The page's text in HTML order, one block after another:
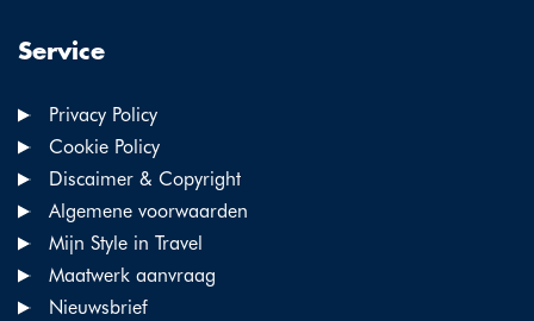
Service
Privacy Policy
Cookie Policy
Discaimer & Copyright
Algemene voorwaarden
Mijn Style in Travel
Maatwerk aanvraag
Nieuwsbrief